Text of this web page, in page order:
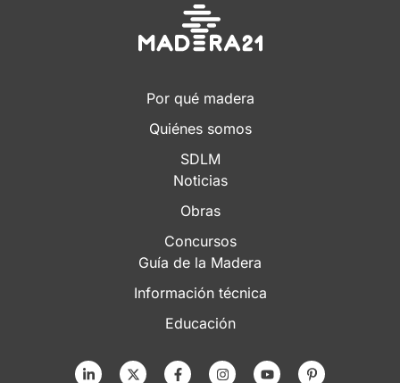
Por qué madera
Quiénes somos
SDLM
Noticias
Obras
Concursos
Guía de la Madera
Información técnica
Educación